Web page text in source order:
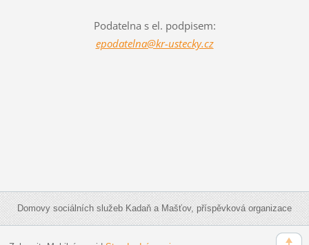
Podatelna s el. podpisem:
epodatelna@kr-ustecky.cz
Domovy sociálních služeb Kadaň a Mašťov, příspěvková organizace